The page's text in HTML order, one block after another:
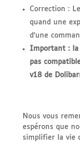
Correction :
quand une
d’une
Important : la
pas
v18 de
Nous vous
espérons que
simplifier la vie